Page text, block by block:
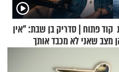
קוד פתוח | סדריק בן שבת: "אין
מצב שאני לא מכבד אותך